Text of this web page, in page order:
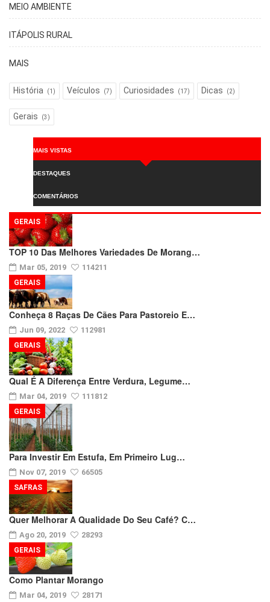
MEIO AMBIENTE
ITÁPOLIS RURAL
MAIS
História (1) Veículos (7) Curiosidades (17) Dicas (2)
Gerais (3)
MAIS VISTAS
DESTAQUES
COMENTÁRIOS
TOP 10 Das Melhores Variedades De Morang…
Mar 05, 2019 114211
GERAIS
Conheça 8 Raças De Cães Para Pastoreio E…
Jun 09, 2022 112981
GERAIS
Qual É A Diferença Entre Verdura, Legume…
Mar 04, 2019 111812
GERAIS
Para Investir Em Estufa, Em Primeiro Lug…
Nov 07, 2019 66505
GERAIS
Quer Melhorar A Qualidade Do Seu Café? C…
Ago 20, 2019 28293
SAFRAS
Como Plantar Morango
Mar 04, 2019 28171
GERAIS